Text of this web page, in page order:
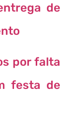
de
por falta
festa de